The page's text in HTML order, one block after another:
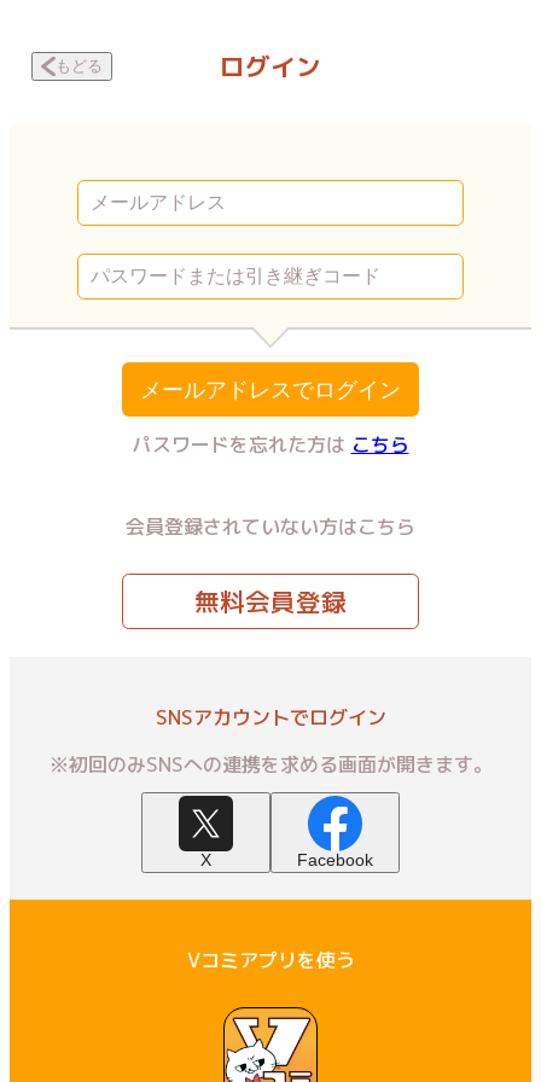
もどる ログイン
メールアドレスでログイン
パスワードを忘れた方は こちら
会員登録されていない方はこちら
無料会員登録
SNSアカウントでログイン
※初回のみSNSへの連携を求める画面が開きます。
X Facebook
Vコミアプリを使う